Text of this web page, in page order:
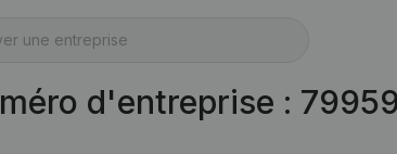
d'entreprise :